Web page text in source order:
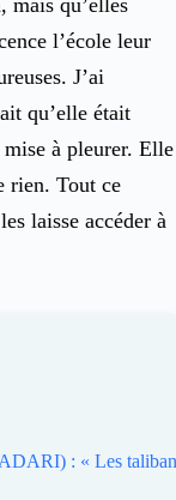
mais qu’elles
l’école leur
J’ai
qu’elle était
mise à pleurer. Elle
rien. Tout ce
laisse accéder à